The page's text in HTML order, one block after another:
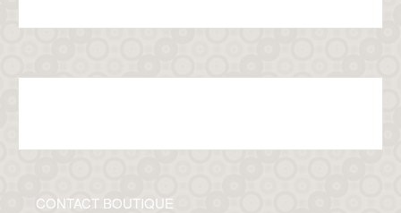
CONTACT BOUTIQUE